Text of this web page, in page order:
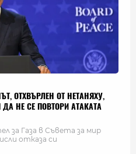
ОТХВЪРЛЕН ОТ НЕТАНЯХУ,
НЕ СЕ ПОВТОРИ АТАКАТА
за Газа в Съвета за мир
отказа си